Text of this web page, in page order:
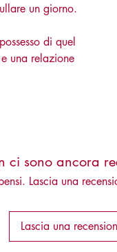
un giorno.
di quel
una relazione
ci sono ancora
Lascia una
Lascia una